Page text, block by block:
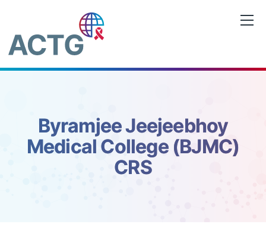
contenido
Byramjee Jeejeebhoy
Medical College (BJMC)
CRS